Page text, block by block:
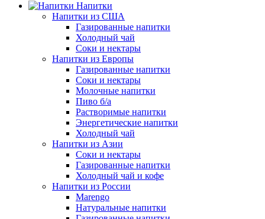
Напитки
Напитки из США
Газированные напитки
Холодный чай
Соки и нектары
Напитки из Европы
Газированные напитки
Соки и нектары
Молочные напитки
Пиво б/а
Растворимые напитки
Энергетические напитки
Холодный чай
Напитки из Азии
Соки и нектары
Газированные напитки
Холодный чай и кофе
Напитки из России
Marengo
Натуральные напитки